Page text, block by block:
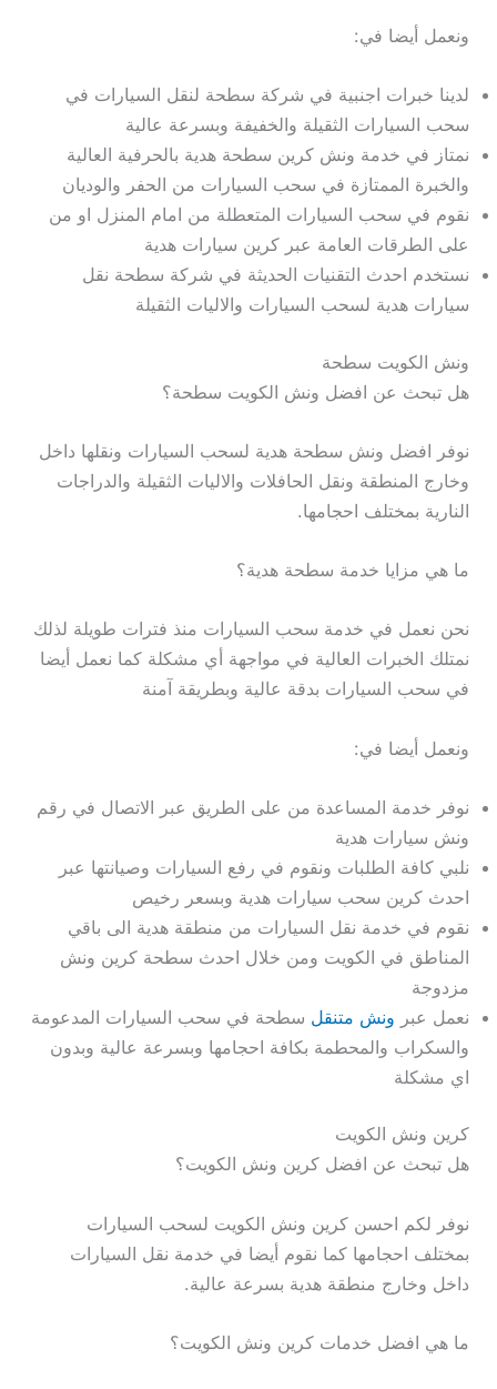
ونعمل أيضا في:
لدينا خبرات اجنبية في شركة سطحة لنقل السيارات في
سحب السيارات الثقيلة والخفيفة وبسرعة عالية
نمتاز في خدمة ونش كرين سطحة هدية بالحرفية العالية
والخبرة الممتازة في سحب السيارات من الحفر والوديان
نقوم في سحب السيارات المتعطلة من امام المنزل او من
على الطرقات العامة عبر كرين سيارات هدية
نستخدم احدث التقنيات الحديثة في شركة سطحة نقل
سيارات هدية لسحب السيارات والاليات الثقيلة
ونش الكويت سطحة
هل تبحث عن افضل ونش الكويت سطحة؟
نوفر افضل ونش سطحة هدية لسحب السيارات ونقلها داخل
وخارج المنطقة ونقل الحافلات والاليات الثقيلة والدراجات
النارية بمختلف احجامها.
ما هي مزايا خدمة سطحة هدية؟
نحن نعمل في خدمة سحب السيارات منذ فترات طويلة لذلك
نمتلك الخبرات العالية في مواجهة أي مشكلة كما نعمل أيضا
في سحب السيارات بدقة عالية وبطريقة آمنة
ونعمل أيضا في:
نوفر خدمة المساعدة من على الطريق عبر الاتصال في رقم
ونش سيارات هدية
نلبي كافة الطلبات ونقوم في رفع السيارات وصيانتها عبر
احدث كرين سحب سيارات هدية وبسعر رخيص
نقوم في خدمة نقل السيارات من منطقة هدية الى باقي
المناطق في الكويت ومن خلال احدث سطحة كرين ونش
مزدوجة
نعمل عبر ونش متنقل سطحة في سحب السيارات المدعومة
والسكراب والمحطمة بكافة احجامها وبسرعة عالية وبدون
اي مشكلة
كرين ونش الكويت
هل تبحث عن افضل كرين ونش الكويت؟
نوفر لكم احسن كرين ونش الكويت لسحب السيارات
بمختلف احجامها كما نقوم أيضا في خدمة نقل السيارات
داخل وخارج منطقة هدية بسرعة عالية.
ما هي افضل خدمات كرين ونش الكويت؟